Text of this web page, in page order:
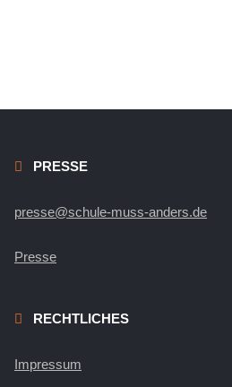
PRESSE
presse@schule-muss-anders.de
Presse
RECHTLICHES
Impressum